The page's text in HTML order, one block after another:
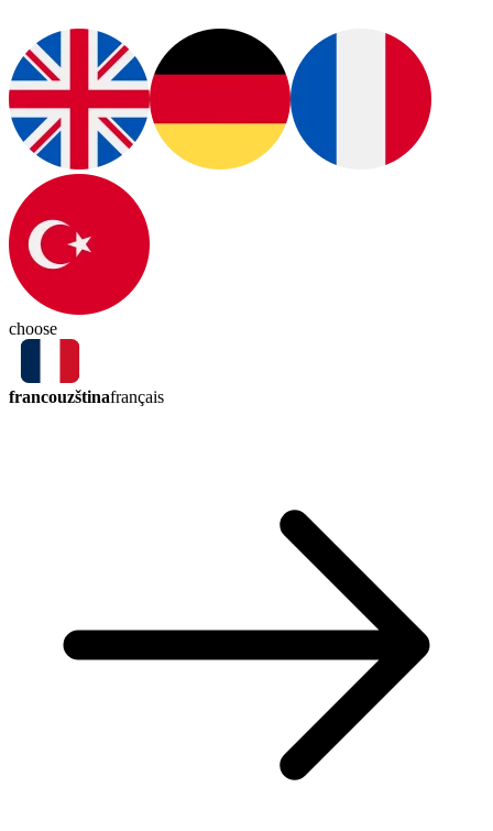
choose
francouzštinafrançais